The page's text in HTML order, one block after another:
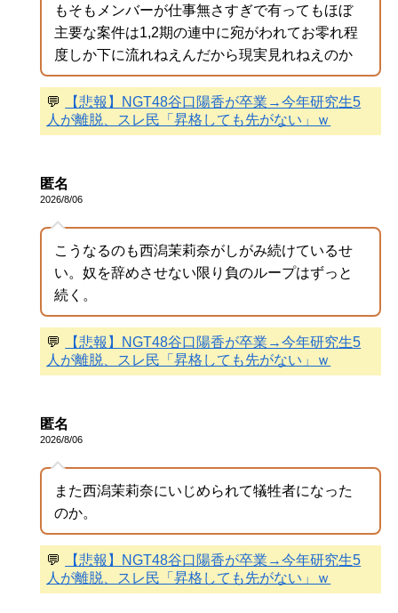
もそもメンバーが仕事無さすぎで有ってもほぼ
主要な案件は1,2期の連中に宛がわれてお零れ程
度しか下に流れねえんだから現実見れねえのか
💬
【悲報】NGT48谷口陽香が卒業→今年研究生5
人が離脱、スレ民「昇格しても先がない」ｗ
匿名
2026/8/06
こうなるのも西潟茉莉奈がしがみ続けているせ
い。奴を辞めさせない限り負のループはずっと
続く。
💬
【悲報】NGT48谷口陽香が卒業→今年研究生5
人が離脱、スレ民「昇格しても先がない」ｗ
匿名
2026/8/06
また西潟茉莉奈にいじめられて犠牲者になった
のか。
💬
【悲報】NGT48谷口陽香が卒業→今年研究生5
人が離脱、スレ民「昇格しても先がない」ｗ